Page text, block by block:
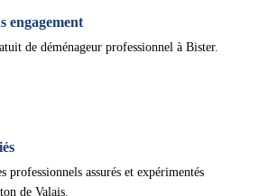
engagement
de déménageur professionnel à Bister.
professionnels assurés et expérimentés
de Valais.